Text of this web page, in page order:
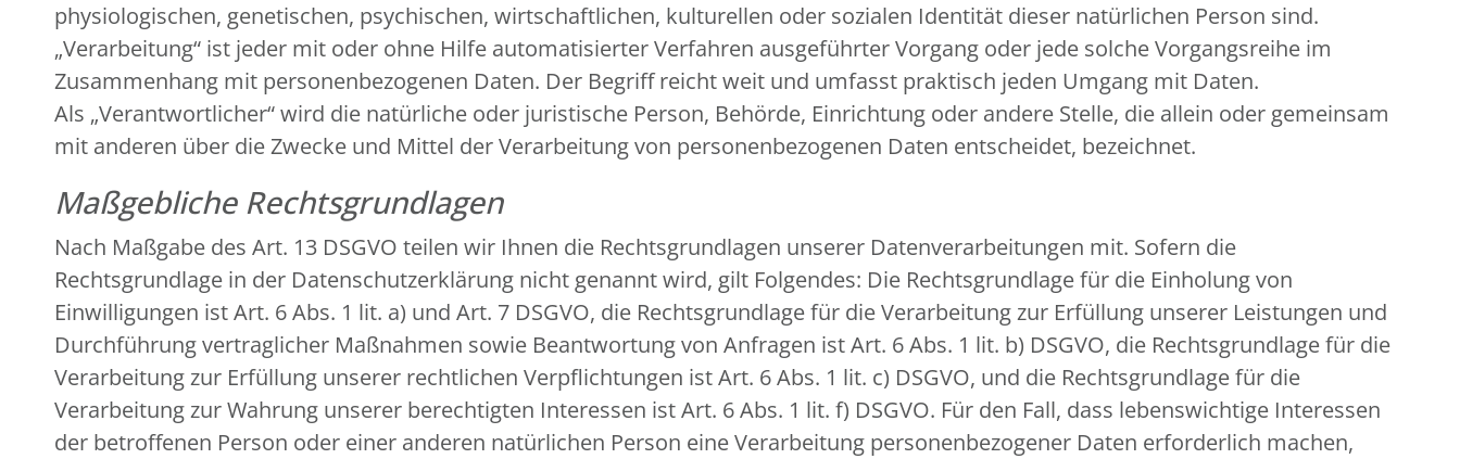
physiologischen, genetischen, psychischen, wirtschaftlichen, kulturellen oder sozialen Identität dieser natürlichen Person sind.
„Verarbeitung“ ist jeder mit oder ohne Hilfe automatisierter Verfahren ausgeführter Vorgang oder jede solche Vorgangsreihe im
Zusammenhang mit personenbezogenen Daten. Der Begriff reicht weit und umfasst praktisch jeden Umgang mit Daten.
Als „Verantwortlicher“ wird die natürliche oder juristische Person, Behörde, Einrichtung oder andere Stelle, die allein oder gemeinsam
mit anderen über die Zwecke und Mittel der Verarbeitung von personenbezogenen Daten entscheidet, bezeichnet.
Maßgebliche Rechtsgrundlagen
Nach Maßgabe des Art. 13 DSGVO teilen wir Ihnen die Rechtsgrundlagen unserer Datenverarbeitungen mit. Sofern die
Rechtsgrundlage in der Datenschutzerklärung nicht genannt wird, gilt Folgendes: Die Rechtsgrundlage für die Einholung von
Einwilligungen ist Art. 6 Abs. 1 lit. a) und Art. 7 DSGVO, die Rechtsgrundlage für die Verarbeitung zur Erfüllung unserer Leistungen und
Durchführung vertraglicher Maßnahmen sowie Beantwortung von Anfragen ist Art. 6 Abs. 1 lit. b) DSGVO, die Rechtsgrundlage für die
Verarbeitung zur Erfüllung unserer rechtlichen Verpflichtungen ist Art. 6 Abs. 1 lit. c) DSGVO, und die Rechtsgrundlage für die
Verarbeitung zur Wahrung unserer berechtigten Interessen ist Art. 6 Abs. 1 lit. f) DSGVO. Für den Fall, dass lebenswichtige Interessen
der betroffenen Person oder einer anderen natürlichen Person eine Verarbeitung personenbezogener Daten erforderlich machen,